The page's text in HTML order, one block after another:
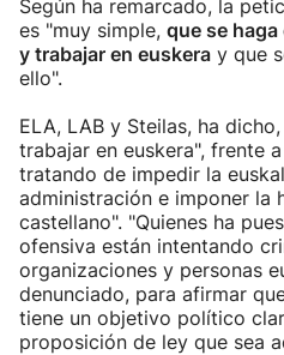
Según ha remarcado, la
es "muy simple, que se
y trabajar en euskera y que
ello".
ELA, LAB y Steilas, ha
trabajar en euskera", frente
tratando de impedir la
administración e imponer la
castellano". "Quienes ha
ofensiva están intentando
organizaciones y personas
denunciado, para afirmar
tiene un objetivo político
proposición de ley que sea